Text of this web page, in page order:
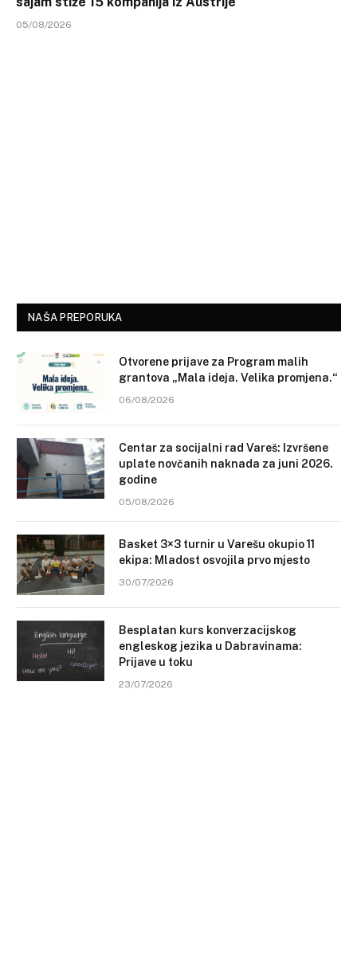
05/08/2026
NAŠA PREPORUKA
Otvorene prijave za Program malih
grantova „Mala ideja. Velika promjena.“
06/08/2026
Centar za socijalni rad Vareš: Izvršene
uplate novčanih naknada za juni 2026.
godine
05/08/2026
Basket 3×3 turnir u Varešu okupio 11
ekipa: Mladost osvojila prvo mjesto
30/07/2026
Besplatan kurs konverzacijskog
engleskog jezika u Dabravinama:
Prijave u toku
23/07/2026